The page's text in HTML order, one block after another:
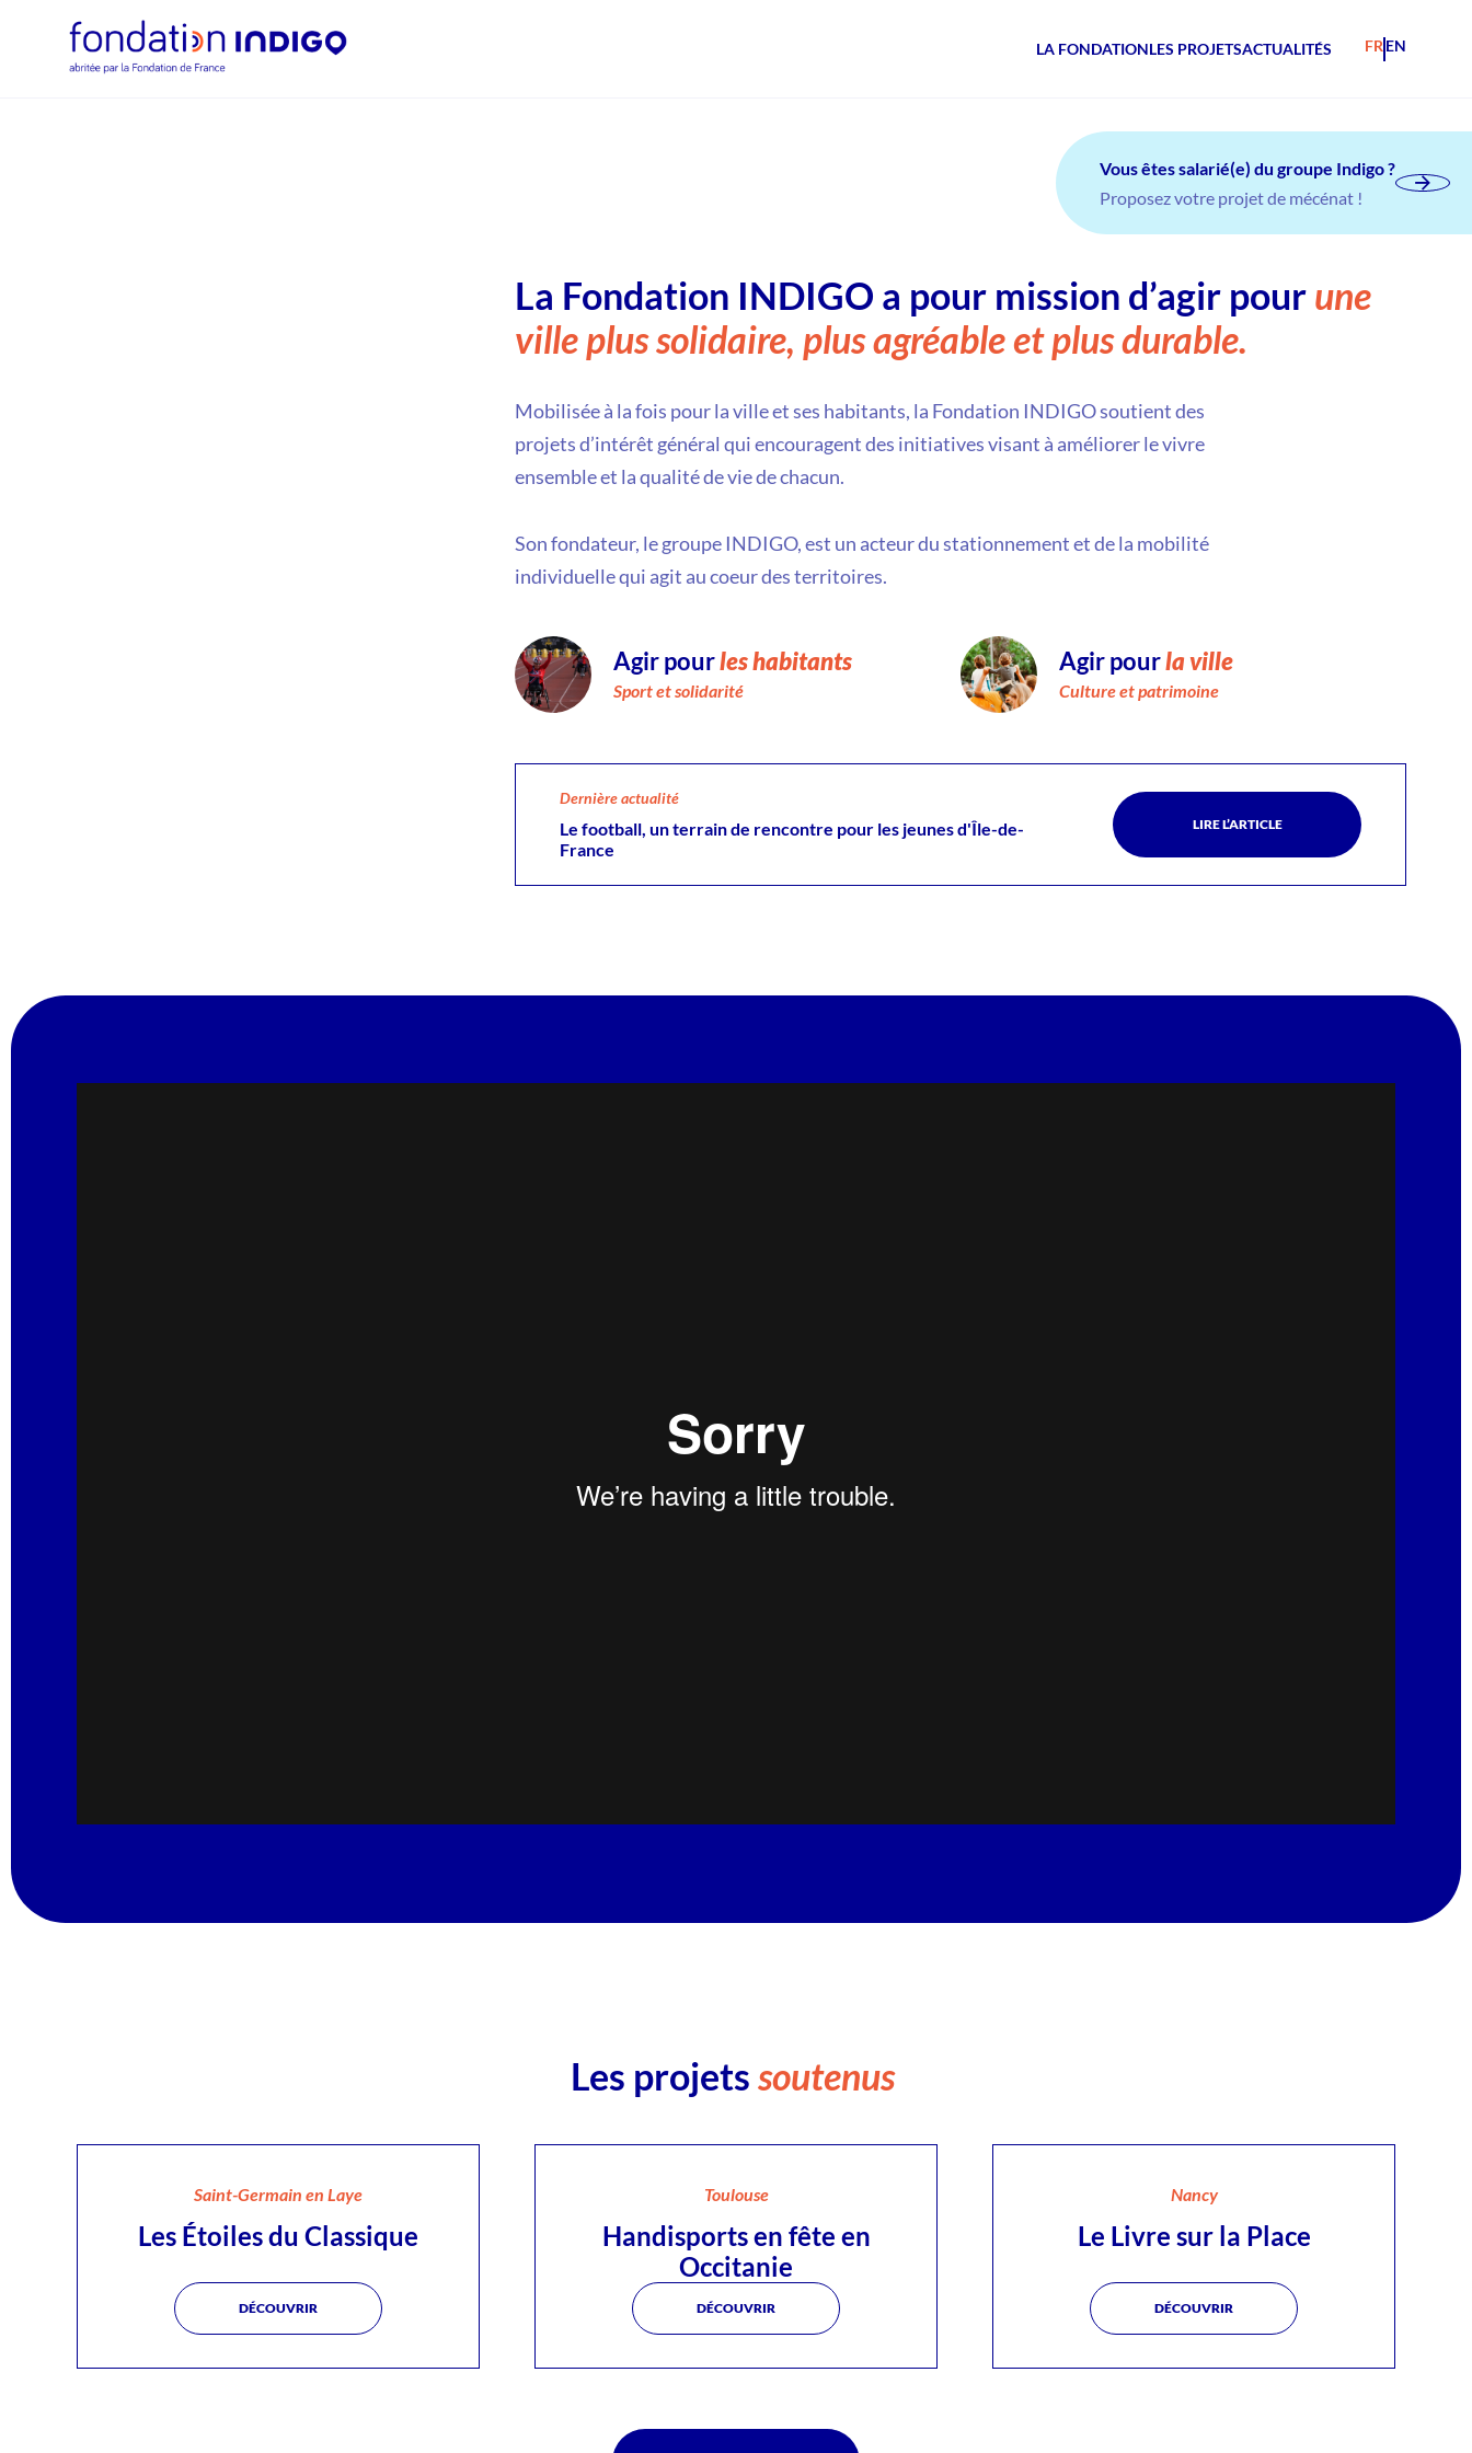
LA FONDATIONLES PROJETSACTUALITÉS FR EN
La Fondation INDIGO a pour mission d’agir pourune
ville plus solidaire, plus agréable et plus durable.
Mobilisée à la fois pour la ville et ses habitants, la Fondation INDIGO soutient des
projets d’intérêt général qui encouragent des initiatives visant à améliorer le vivre
ensemble et la qualité de vie de chacun.
Son fondateur, le groupe INDIGO, est un acteur du stationnement et de la mobilité
individuelle qui agit au coeur des territoires.
Agir pourleshabitants
Sport et solidarité
Agir pourla ville
Culture et patrimoine
Dernière actualité
Le football, un terrain de rencontre pour les jeunes d'Île-de-
France
LIRE L’ARTICLE
Vous êtes salarié(e) du groupe Indigo ?
Proposez votre projet de mécénat !
Les projetssoutenus
Saint-Germain en Laye
Les Étoiles du Classique
DÉCOUVRIR
Toulouse
Handisports en fête en
Occitanie
DÉCOUVRIR
Nancy
Le Livre sur la Place
DÉCOUVRIR